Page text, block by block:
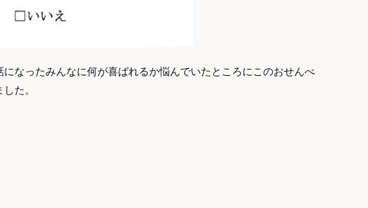
なったみんなに何が喜ばれるか悩んでいたところにこのおせんべ
た。